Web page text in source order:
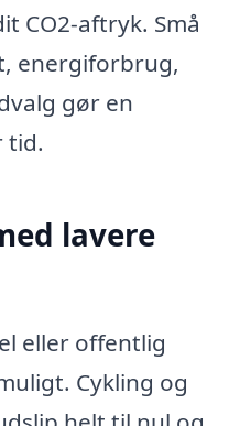
CO2-aftryk. Små
energiforbrug,
gør en
tid.
lavere
eller offentlig
Cykling og